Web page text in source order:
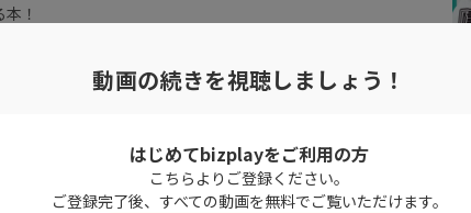
！
言葉が一番印象に残った
ださい
ださい。心からあなたのことを
動画の続きを視聴しましょう！
はじめてbizplayをご利用の方
こちらよりご登録ください。
ご登録完了後、すべての動画を無料でご覧いただけます。